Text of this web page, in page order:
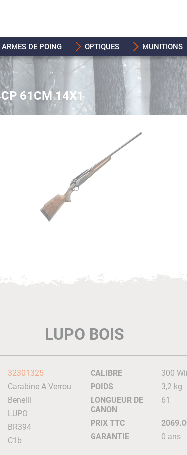
ARMES DE POING OPTIQUES MUNITIONS
61CM 14X1
LUPO BOIS
32301325
Carabine A Verrou
Benelli
LUPO
BR394
C1b
CALIBRE
300
POIDS
3,2 kg
LONGUEUR DE
CANON
61
PRIX TTC
GARANTIE
0 ans